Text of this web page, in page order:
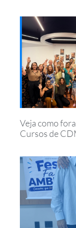
Veja como
Cursos de